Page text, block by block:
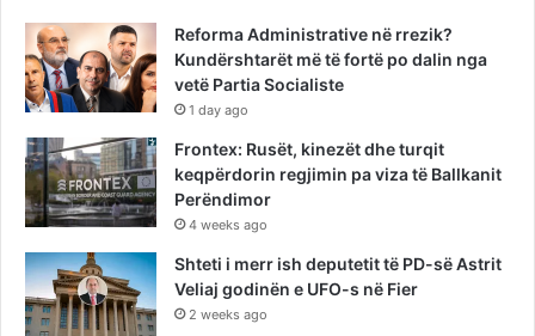
Reforma Administrative në rrezik?
Kundërshtarët më të fortë po dalin nga
vetë Partia Socialiste
1 day ago
Frontex: Rusët, kinezët dhe turqit
keqpërdorin regjimin pa viza të Ballkanit
Perëndimor
4 weeks ago
Shteti i merr ish deputetit të PD-së Astrit
Veliaj godinën e UFO-s në Fier
2 weeks ago